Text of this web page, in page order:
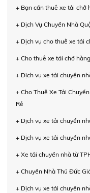
+ Bạn cần thuê xe tải chở
+ Dịch Vụ Chuyển Nhà
+ Dịch vụ cho thuê xe tải
+ Cho thuê xe tải chở
+ Dịch vụ xe tải chuyển
+ Cho Thuê Xe Tải
Rẻ
+ Dịch vụ xe tải chuyển
+ Dịch vụ xe tải chuyển
+ Xe tải chuyển nhà từ
+ Chuyển Nhà Thủ Đức
+ Dịch vụ xe tải chuyển